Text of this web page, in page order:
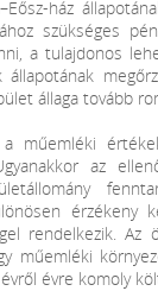
ház
szükséges
a tulajdonos
állaga tovább
műemléki
az
érzékeny
rendelkezik. Az
műemléki
évre komoly